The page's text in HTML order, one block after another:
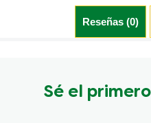
Reseñas (0)
Sé el